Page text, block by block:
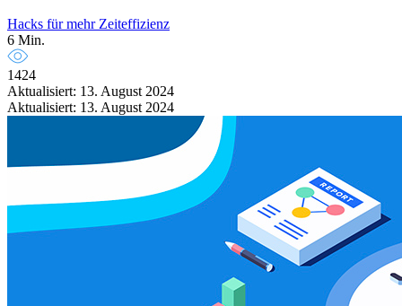
Hacks für mehr Zeiteffizienz
6 Min.
1424
Aktualisiert: 13. August 2024
Aktualisiert: 13. August 2024